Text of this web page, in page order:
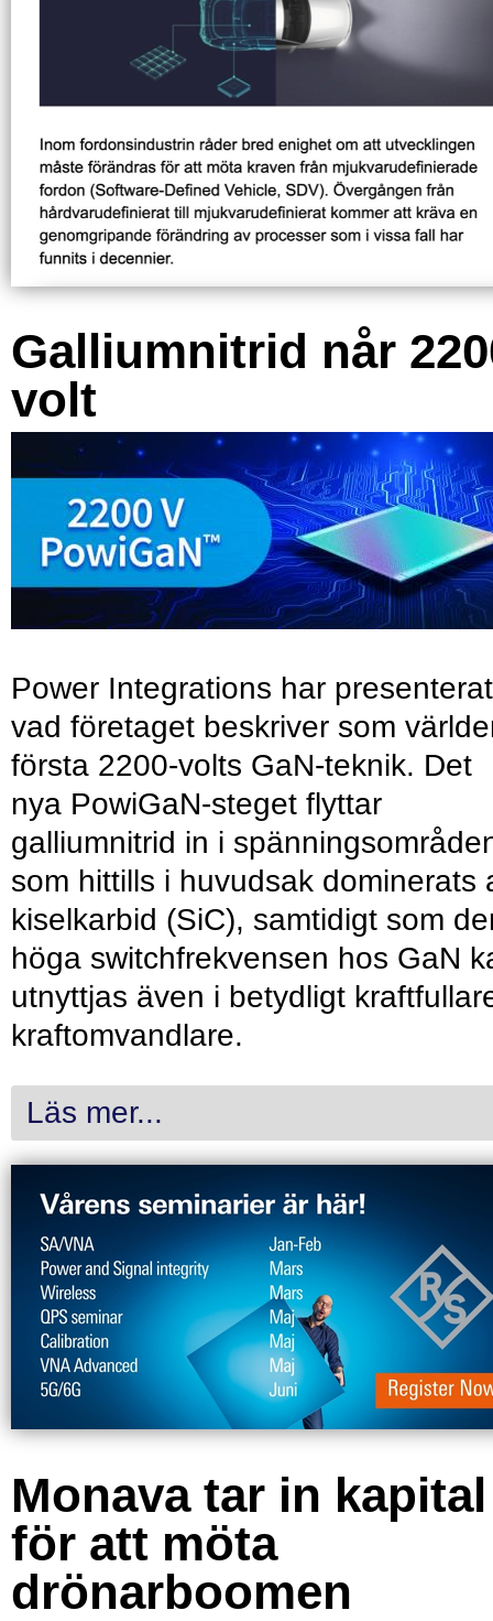
Galliumnitrid når
volt
Power Integrations har presenterat
vad företaget beskriver som
första 2200-volts GaN-teknik. Det
nya PowiGaN-steget flyttar
galliumnitrid in i
som hittills i huvudsak dominerats
kiselkarbid (SiC), samtidigt som
höga switchfrekvensen hos GaN
utnyttjas även i betydligt
kraftomvandlare.
Läs mer...
Monava tar in kapital
för att möta
drönarboomen